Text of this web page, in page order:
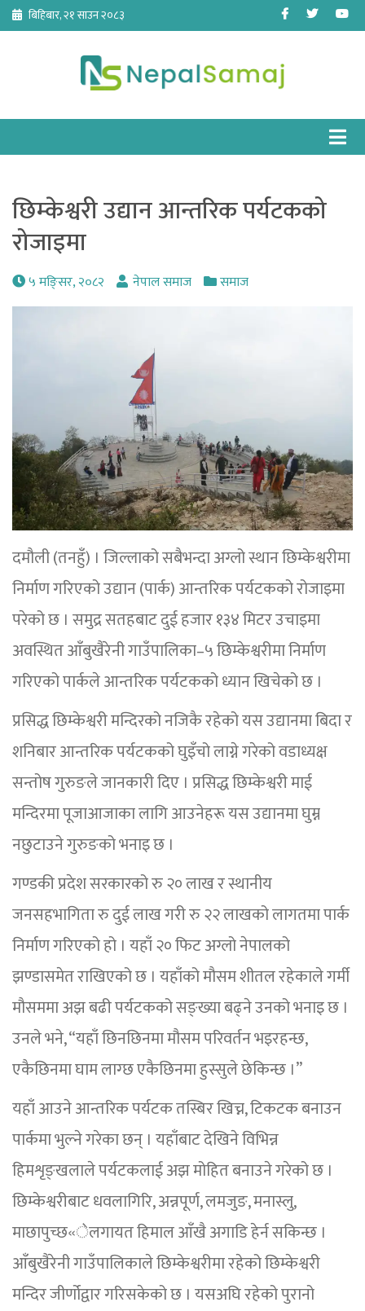
Skip
content
बिहिबार, २१ साउन २०८३ Facebook
Twitter
छिम्केश्वरी उद्यान आन्तरिक पर्यटकको
रोजाइमा
५ मङि्सर, २०८२ नेपाल समाज समाज
दमौली (तनहुँ) । जिल्लाको सबैभन्दा अग्लो स्थान छिम्केश्वरीमा
निर्माण गरिएको उद्यान (पार्क) आन्तरिक पर्यटकको रोजाइमा
परेको छ । समुद्र सतहबाट दुई हजार १३४ मिटर उचाइमा
अवस्थित आँबुखैरेनी गाउँपालिका–५ छिम्केश्वरीमा निर्माण
गरिएको पार्कले आन्तरिक पर्यटकको ध्यान खिचेको छ ।
प्रसिद्ध छिम्केश्वरी मन्दिरको नजिकै रहेको यस उद्यानमा बिदा र
शनिबार आन्तरिक पर्यटकको घुइँचो लाग्ने गरेको वडाध्यक्ष
सन्तोष गुरुङले जानकारी दिए । प्रसिद्ध छिम्केश्वरी माई
मन्दिरमा पूजाआजाका लागि आउनेहरू यस उद्यानमा घुम्न
नछुटाउने गुरुङको भनाइ छ ।
गण्डकी प्रदेश सरकारको रु २० लाख र स्थानीय
जनसहभागिता रु दुई लाख गरी रु २२ लाखको लागतमा पार्क
निर्माण गरिएको हो । यहाँ २० फिट अग्लो नेपालको
झण्डासमेत राखिएको छ । यहाँको मौसम शीतल रहेकाले गर्मी
मौसममा अझ बढी पर्यटकको सङ्ख्या बढ्ने उनको भनाइ छ ।
उनले भने, “यहाँ छिनछिनमा मौसम परिवर्तन भइरहन्छ,
एकैछिनमा घाम लाग्छ एकैछिनमा हुस्सुले छेकिन्छ ।”
यहाँ आउने आन्तरिक पर्यटक तस्बिर खिच्न, टिकटक बनाउन
पार्कमा भुल्ने गरेका छन् । यहाँबाट देखिने विभिन्न
हिमशृङ्खलाले पर्यटकलाई अझ मोहित बनाउने गरेको छ ।
छिम्केश्वरीबाट धवलागिरि, अन्नपूर्ण, लमजुङ, मनास्लु,
माछापुच्छ«ेलगायत हिमाल आँखै अगाडि हेर्न सकिन्छ ।
आँबुखैरेनी गाउँपालिकाले छिम्केश्वरीमा रहेको छिम्केश्वरी
मन्दिर जीर्णोद्वार गरिसकेको छ । यसअघि रहेको पुरानो